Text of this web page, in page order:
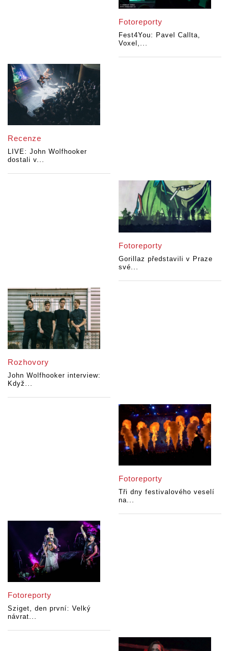
Fotoreporty
Fest4You: Pavel Callta,
Voxel,...
Recenze
LIVE: John Wolfhooker
dostali v...
Fotoreporty
Gorillaz představili v Praze
své...
Rozhovory
John Wolfhooker interview:
Když...
Fotoreporty
Tři dny festivalového veselí
na...
Fotoreporty
Sziget, den první: Velký
návrat...